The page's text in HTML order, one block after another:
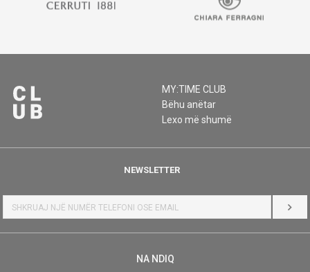
MY:TIME CLUB
Bëhu anëtar
Lexo më shumë
NEWSLETTER
HYR
NA NDIQ